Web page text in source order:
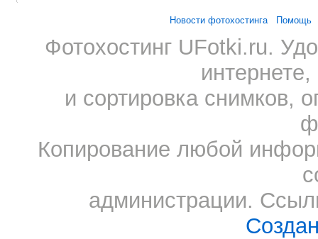
Новости фотохостинга Помощь
Фотохостинг UFotki.ru.
и сортировка снимков,
Копирование любой
администрации.